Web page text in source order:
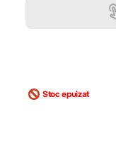
Stoc epuizat